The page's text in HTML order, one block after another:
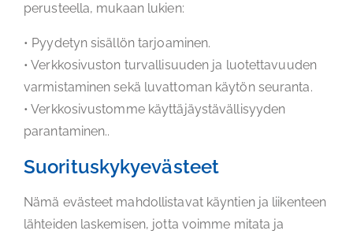
perusteella, mukaan lukien:
• Pyydetyn sisällön tarjoaminen.
• Verkkosivuston turvallisuuden ja luotettavuuden
varmistaminen sekä luvattoman käytön seuranta.
• Verkkosivustomme käyttäjäystävällisyyden
parantaminen..
Suorituskykyevästeet
Nämä evästeet mahdollistavat käyntien ja liikenteen
lähteiden laskemisen, jotta voimme mitata ja